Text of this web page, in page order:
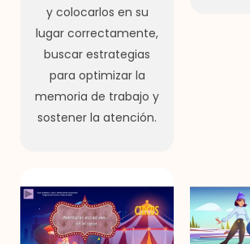
y colocarlos en su
lugar correctamente,
buscar estrategias
para optimizar la
memoria de trabajo y
sostener la atención.